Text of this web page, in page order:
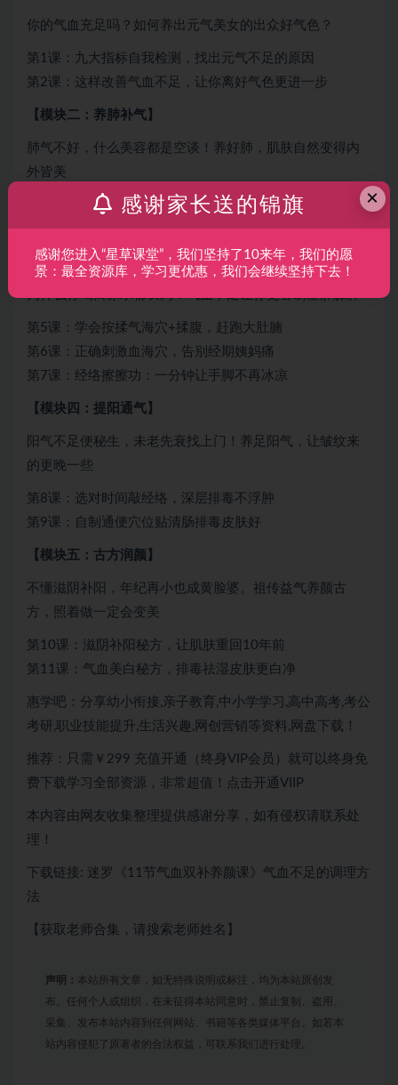
你的气血充足吗？如何养出元气美女的出众好气色？
第1课：九大指标自我检测，找出元气不足的原因
第2课：这样改善气血不足，让你离好气色更进一步
【模块二：养肺补气】
肺气不好，什么美容都是空谈！养好肺，肌肤自然变得内
外皆美
第3课：气味养生，肺气足皮肤才更好
第4课：养肺瑜伽，让你成为水润女人
【模块三：穴位双补】
第5课：学会按揉气海穴+揉腹，赶跑大肚腩
第6课：正确刺激血海穴，告别经期姨妈痛
第7课：经络擦擦功：一分钟让手脚不再冰凉
【模块四：提阳通气】
阳气不足便秘生，未老先衰找上门！养足阳气，让皱纹来
的更晚一些
第8课：选对时间敲经络，深层排毒不浮肿
第9课：自制通便穴位贴清肠排毒皮肤好
【模块五：古方润颜】
不懂滋阴补阳，年纪再小也成黄脸婆。祖传益气养颜古
方，照着做一定会变美
第10课：滋阴补阳秘方，让肌肤重回10年前
第11课：气血美白秘方，排毒祛湿皮肤更白净
惠学吧：分享幼小衔接,亲子教育,中小学学习,高中高考,考公
考研,职业技能提升,生活兴趣,网创营销等资料,网盘下载！
推荐：只需￥299 充值开通（终身VIP会员）就可以 终身免
费下载学习全部资源，非常超值！点击开通VIIP
本内容由网友收集整理提供感谢分享，如有侵权请联系处
理！
下载链接: 迷罗《11节气血双补养颜课》气血不足的调理方
法
【获取老师合集，请搜索老师姓名】
声明： 本站所有文章，如无特殊说明或标注，均为本站原创发
布。任何个人或组织，在未征得本站同意时，禁止复制、盗用、
采集、发布本站内容到任何网站、书籍等各类媒体平台。如若本
站内容侵犯了原著者的合法权益，可联系我们进行处理。
×
感谢家长送的锦旗
感谢您进入“星草课堂”，我们坚持了10来年，我们的愿
景：最全资源库，学习更优惠，我们会继续坚持下去！